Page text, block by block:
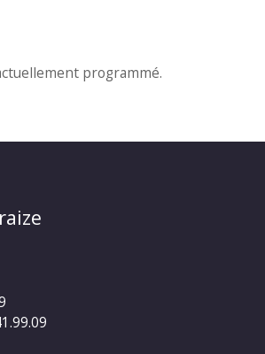
programmé.